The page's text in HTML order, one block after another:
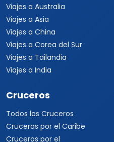
Viajes a Australia
Viajes a Asia
Viajes a China
Viajes a Corea del Sur
Viajes a Tailandia
Viajes a India
Cruceros
Todos los Cruceros
Cruceros por el Caribe
Cruceros por el